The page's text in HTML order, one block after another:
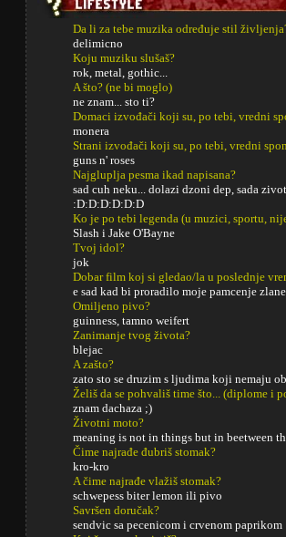
Da li za tebe muzika određuje stil
delimicno
Koju muziku slušaš?
rok, metal, gothic...
A što? (ne bi moglo)
ne znam... sto ti?
Domaci izvođači koji su, po tebi, vredni
monera
Strani izvođači koji su, po tebi, vredni
guns n' roses
Najgluplja pesma ikad napisana?
sad cuh neku... dolazi dzoni dep, sada
:D:D:D:D:D:D
Ko je po tebi legenda (u muzici, sportu,
Slash i Jake O'Bayne
Tvoj idol?
jok
Dobar film koj si gledao/la u poslednje
e sad kad bi proradilo moje pamcenje
Omiljeno pivo?
guinness, tamno weifert
Zanimanje tvog života?
blejac
A zašto?
zato sto se druzim s ljudima koji nemaju
Želiš da se pohvališ time što... (diplome i
znam dachaza ;)
Životni moto?
meaning is not in things but in beetween
Čime najrađe đubriš stomak?
kro-kro
A čime najrađe vlažiš stomak?
schwepess biter lemon ili pivo
Savršen doručak?
sendvic sa pecenicom i crvenom paprikom